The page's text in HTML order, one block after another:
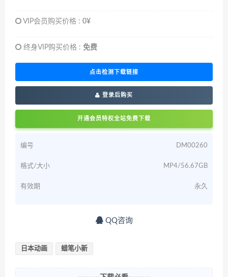
VIP会员购买价格 : 0¥
终身VIP购买价格 : 免费
点击检测下载链接
登录后购买
开通会员特权全站免费下载
编号 DM00260
格式/大小 MP4/56.67GB
有效期 永久
QQ咨询
日本动画 蜡笔小新